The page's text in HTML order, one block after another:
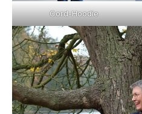
Cord-Hoodie